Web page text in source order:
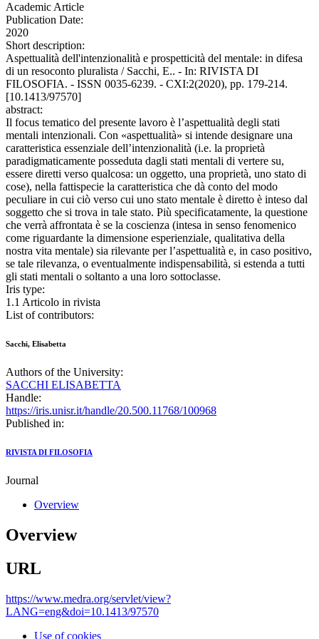
Academic Article
Publication Date:
2020
Short description:
Aspettualità dell'intenzionalità e prospetticità del mentale: in difesa
di un resoconto pluralista / Sacchi, E.. - In: RIVISTA DI
FILOSOFIA. - ISSN 0035-6239. - CXI:2(2020), pp. 179-214.
[10.1413/97570]
abstract:
Il focus tematico del presente lavoro è l’aspettualità degli stati
mentali intenzionali. Con «aspettualità» si intende designare una
caratteristica essenziale dell’intenzionalità (i.e. la proprietà
paradigmaticamente posseduta dagli stati mentali di vertere su,
essere diretti verso qualcosa: un oggetto, una proprietà, uno stato di
cose), nella fattispecie la caratteristica che dà conto del modo
peculiare in cui ciò verso cui uno stato mentale è diretto è inteso dal
soggetto che si trova in tale stato. Più specificatamente, la questione
che verrà affrontata è se la coscienza (intesa in senso fenomenico
come riguardante la dimensione esperienziale, qualitativa della
nostra vita mentale) sia rilevante per l’aspettualità e, in caso positivo,
se tale rilevanza, o eventualmente indispensabilità, si estenda a tutti
gli stati mentali o soltanto a una loro sottoclasse.
Iris type:
1.1 Articolo in rivista
List of contributors:
Sacchi, Elisabetta
Authors of the University:
SACCHI ELISABETTA
Handle:
https://iris.unisr.it/handle/20.500.11768/100968
Published in:
RIVISTA DI FILOSOFIA
Journal
Overview
Overview
URL
https://www.medra.org/servlet/view?
LANG=eng&doi=10.1413/97570
Use of cookies